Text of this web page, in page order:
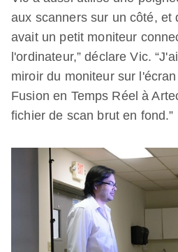
aux scanners sur un côté, et
avait un petit moniteur
l'ordinateur,” déclare Vic.
miroir du moniteur sur
Fusion en Temps Réel à
fichier de scan brut en fond.”